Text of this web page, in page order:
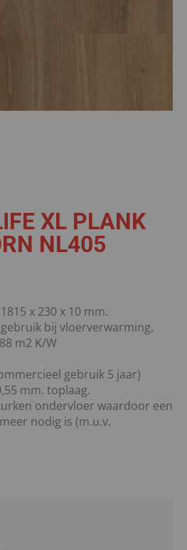
XL PLANK
NL405
x 230 x 10 mm.
bij vloerverwarming,
m2 K/W
gebruik 5 jaar)
mm. toplaag.
ondervloer waardoor een
nodig is (m.u.v.